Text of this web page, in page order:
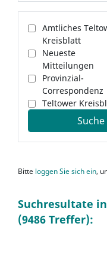
Amtliches
Kreisblatt
Neueste
Mitteilungen
Provinzial-
Correspondenz
Teltower
Bitte loggen Sie sich ein,
Suchresultate
(9486 Treffer):